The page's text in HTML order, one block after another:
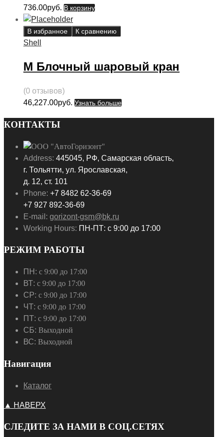
736.00руб. В корзину
В избранное К сравнению
Shell
М Блочный шаровый кран
(0 отзывов)
46,227.00руб. Узнать больше
КОНТАКТЫ
Address: 445045, РФ, Самарская область,
г. Тольятти, ул. Ярославская,
д. 12, ст. 101
Phone: +7 8482 62-36-69
+7 927 892-36-69
E-mail: gorizont-gsm@bk.ru
Working Hours: ПН-ПТ: с 9:00 до 17:00
РЕЖИМ РАБОТЫ
ПН: с 9:00 до 17:00
ВТ: с 9:00 до 17:00
СР: с 9:00 до 17:00
ЧТ: с 9:00 до 17:00
ПТ: с 9:00 до 17:00
СБ: Выходной
ВС: Выходной
Навигация
Каталог
▲ НАВЕРХ
СЛЕДИТЕ ЗА НАМИ В СОЦ.СЕТЯХ